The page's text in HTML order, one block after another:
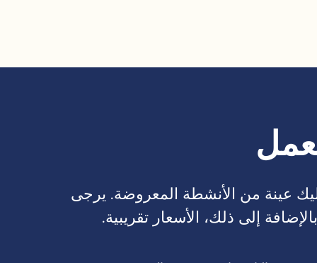
عينة من الأنشطة المعروضة. يرجى
إلى ذلك، الأسعار تقريبية.